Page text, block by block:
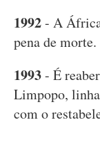
1992- A
pena de morte.
1993- É
Limpopo,
com o